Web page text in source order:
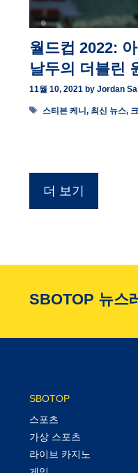
월드컵 2022:
날두의 더블린
11월 10, 2021 by Jordan
Tags
스티븐 케니, 최신 뉴스,
더 보기
SBOTOP 뉴스
SBOTOP
스포츠
가상 스포츠
라이브 카지노